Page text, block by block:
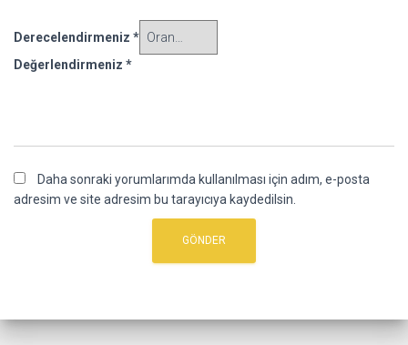
Derecelendirmeniz *
Değerlendirmeniz *
Daha sonraki yorumlarımda kullanılması için adım, e-posta
adresim ve site adresim bu tarayıcıya kaydedilsin.